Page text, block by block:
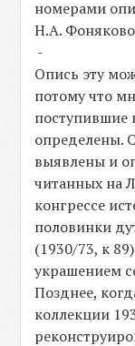
номерами
Н.А.
-
Опись эту
потому что
поступившие
определены.
выявлены и
читанных на
конгрессе
половинки
(1930/73, к
украшением
Позднее,
коллекции